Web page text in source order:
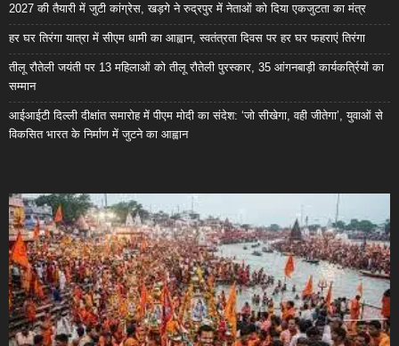
2027 की तैयारी में जुटी कांग्रेस, खड़गे ने रुद्रपुर में नेताओं को दिया एकजुटता का मंत्र
हर घर तिरंगा यात्रा में सीएम धामी का आह्वान, स्वतंत्रता दिवस पर हर घर फहराएं तिरंगा
तीलू रौतेली जयंती पर 13 महिलाओं को तीलू रौतेली पुरस्कार, 35 आंगनबाड़ी कार्यकर्त्रियों का
सम्मान
आईआईटी दिल्ली दीक्षांत समारोह में पीएम मोदी का संदेश: ‘जो सीखेगा, वही जीतेगा’, युवाओं से
विकसित भारत के निर्माण में जुटने का आह्वान